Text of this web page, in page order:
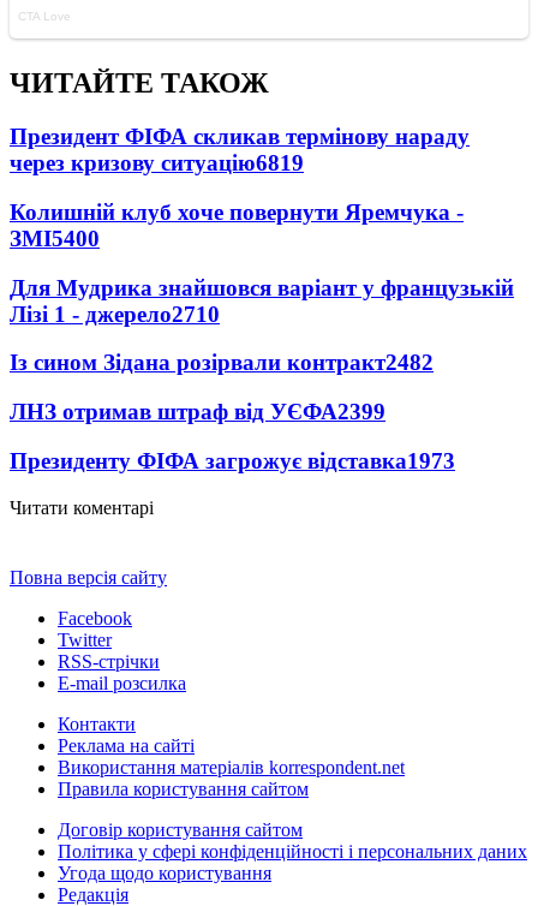
ЧИТАЙТЕ ТАКОЖ
Президент ФІФА скликав термінову нараду
через кризову ситуацію6819
Колишній клуб хоче повернути Яремчука -
ЗМІ5400
Для Мудрика знайшовся варіант у французькій
Лізі 1 - джерело2710
Із сином Зідана розірвали контракт2482
ЛНЗ отримав штраф від УЄФА2399
Президенту ФІФА загрожує відставка1973
Читати коментарі
Повна версія сайту
Facebook
Twitter
RSS-стрічки
E-mail розсилка
Контакти
Реклама на сайті
Використання матеріалів korrespondent.net
Правила користування сайтом
Договір користування сайтом
Політика у сфері конфіденційності і персональних даних
Угода щодо користування
Редакція